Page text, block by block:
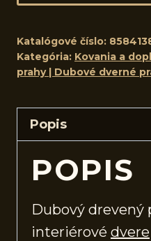
Katalógové číslo:
Kategória: Kovania a
prahy | Dubové dverné
Popis
POPIS
Dubový drevený
interiérové dvere